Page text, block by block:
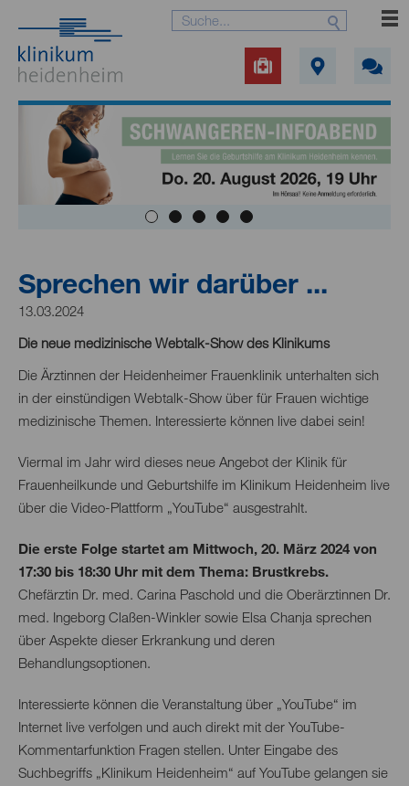
Sprechen wir darüber ...
13.03.2024
Die neue medizinische Webtalk-Show des Klinikums
Die Ärztinnen der Heidenheimer Frauenklinik unterhalten sich
in der einstündigen Webtalk-Show über für Frauen wichtige
medizinische Themen. Interessierte können live dabei sein!
Viermal im Jahr wird dieses neue Angebot der Klinik für
Frauenheilkunde und Geburtshilfe im Klinikum Heidenheim live
über die Video-Plattform „YouTube“ ausgestrahlt.
Die erste Folge startet am Mittwoch, 20. März 2024 von
17:30 bis 18:30 Uhr mit dem Thema: Brustkrebs.
Chefärztin Dr. med. Carina Paschold und die Oberärztinnen Dr.
med. Ingeborg Claßen-Winkler sowie Elsa Chanja sprechen
über Aspekte dieser Erkrankung und deren
Behandlungsoptionen.
Interessierte können die Veranstaltung über „YouTube“ im
Internet live verfolgen und auch direkt mit der YouTube-
Kommentarfunktion Fragen stellen. Unter Eingabe des
Suchbegriffs „Klinikum Heidenheim“ auf YouTube gelangen sie